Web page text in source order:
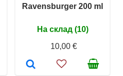
Ravensburger 200 ml
На склад (10)
10,00 €